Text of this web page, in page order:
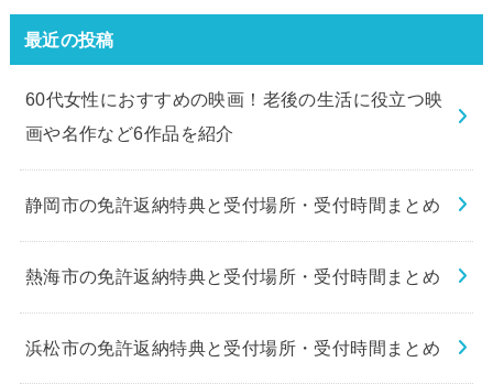
最近の投稿
60代女性におすすめの映画！老後の生活に役立つ映
画や名作など6作品を紹介
静岡市の免許返納特典と受付場所・受付時間まとめ
熱海市の免許返納特典と受付場所・受付時間まとめ
浜松市の免許返納特典と受付場所・受付時間まとめ